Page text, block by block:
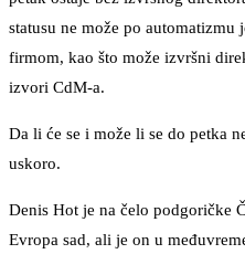
statusu ne može po automatizmu
firmom, kao što može izvršni
izvori CdM-a.
Da li će se i može li se do petka
uskoro.
Denis Hot je na čelo podgoričke
Evropa sad, ali je on u